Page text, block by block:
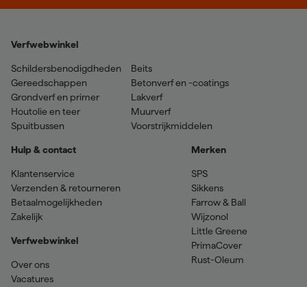
Verfwebwinkel
Schildersbenodigdheden
Gereedschappen
Grondverf en primer
Houtolie en teer
Spuitbussen
Beits
Betonverf en -coatings
Lakverf
Muurverf
Voorstrijkmiddelen
Hulp & contact
Klantenservice
Verzenden & retourneren
Betaalmogelijkheden
Zakelijk
Verfwebwinkel
Over ons
Vacatures
Merken
SPS
Sikkens
Farrow & Ball
Wijzonol
Little Greene
PrimaCover
Rust-Oleum